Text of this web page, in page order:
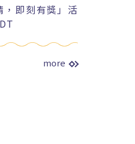
，即刻有獎」活
more